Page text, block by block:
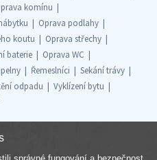
komínu
Oprava podlahy
koutu
Oprava střechy
baterie
Oprava WC
Řemeslníci
Sekání trávy
odpadu
Vyklízení bytu